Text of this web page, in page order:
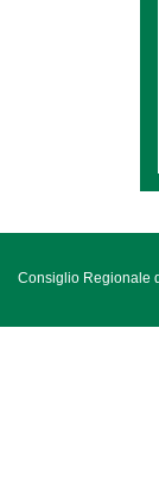
Consiglio Regionale